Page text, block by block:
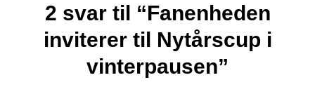
2 svar til “Fanenheden
inviterer til Nytårscup i
vinterpausen”